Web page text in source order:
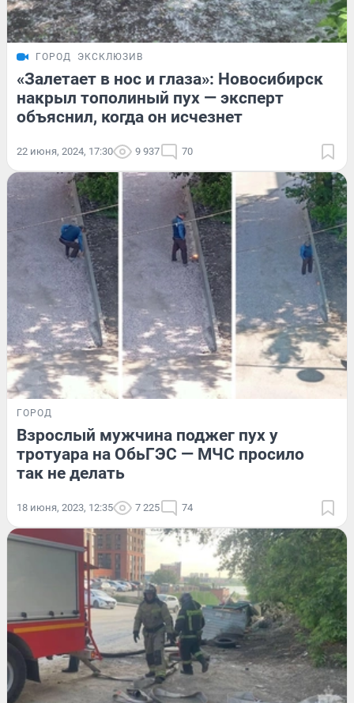
ГОРОД ЭКСКЛЮЗИВ
«Залетает в нос и глаза»: Новосибирск
накрыл тополиный пух — эксперт
объяснил, когда он исчезнет
22 июня, 2024, 17:30 9 937 70
ГОРОД
Взрослый мужчина поджег пух у
тротуара на ОбьГЭС — МЧС просило
так не делать
18 июня, 2023, 12:35 7 225 74